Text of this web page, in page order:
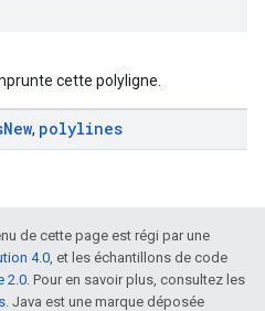
cette polyligne.
New, polylines
de cette page est régi par une
4.0, et les échantillons de code
2.0. Pour en savoir plus, consultez les
. Java est une marque déposée